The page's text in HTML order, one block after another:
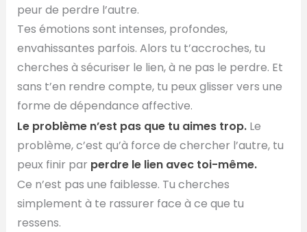
peur de perdre l’autre.
Tes émotions sont intenses, profondes,
envahissantes parfois. Alors tu t’accroches, tu
cherches à sécuriser le lien, à ne pas le perdre. Et
sans t’en rendre compte, tu peux glisser vers une
forme de dépendance affective.
Le problème n’est pas que tu aimes trop.Le
problème, c’est qu’à force de chercher l’autre, tu
peux finir par perdre le lien avec toi-même.
Ce n’est pas une faiblesse. Tu cherches
simplement à te rassurer face à ce que tu
ressens.